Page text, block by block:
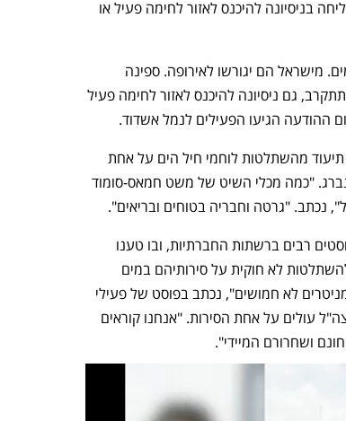
ההודעה הגיעו הפעילים לנמל אשדוד.
נכתב. "גרטה וחבריה בטוחים ובריאים".
ושחרורם המיידי".